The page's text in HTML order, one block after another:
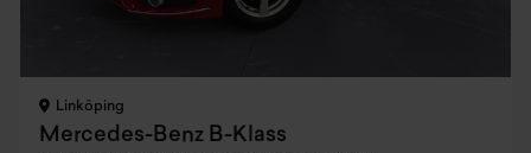
Linköping
Mercedes-Benz B-Klass